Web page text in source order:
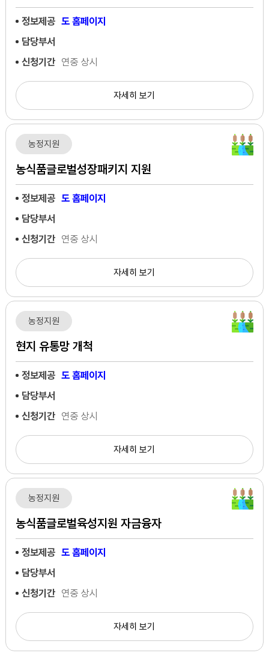
정보제공 도 홈페이지
담당부서
신청기간 연중 상시
자세히 보기
농정지원
농식품글로벌성장패키지 지원
정보제공 도 홈페이지
담당부서
신청기간 연중 상시
자세히 보기
농정지원
현지 유통망 개척
정보제공 도 홈페이지
담당부서
신청기간 연중 상시
자세히 보기
농정지원
농식품글로벌육성지원 자금융자
정보제공 도 홈페이지
담당부서
신청기간 연중 상시
자세히 보기